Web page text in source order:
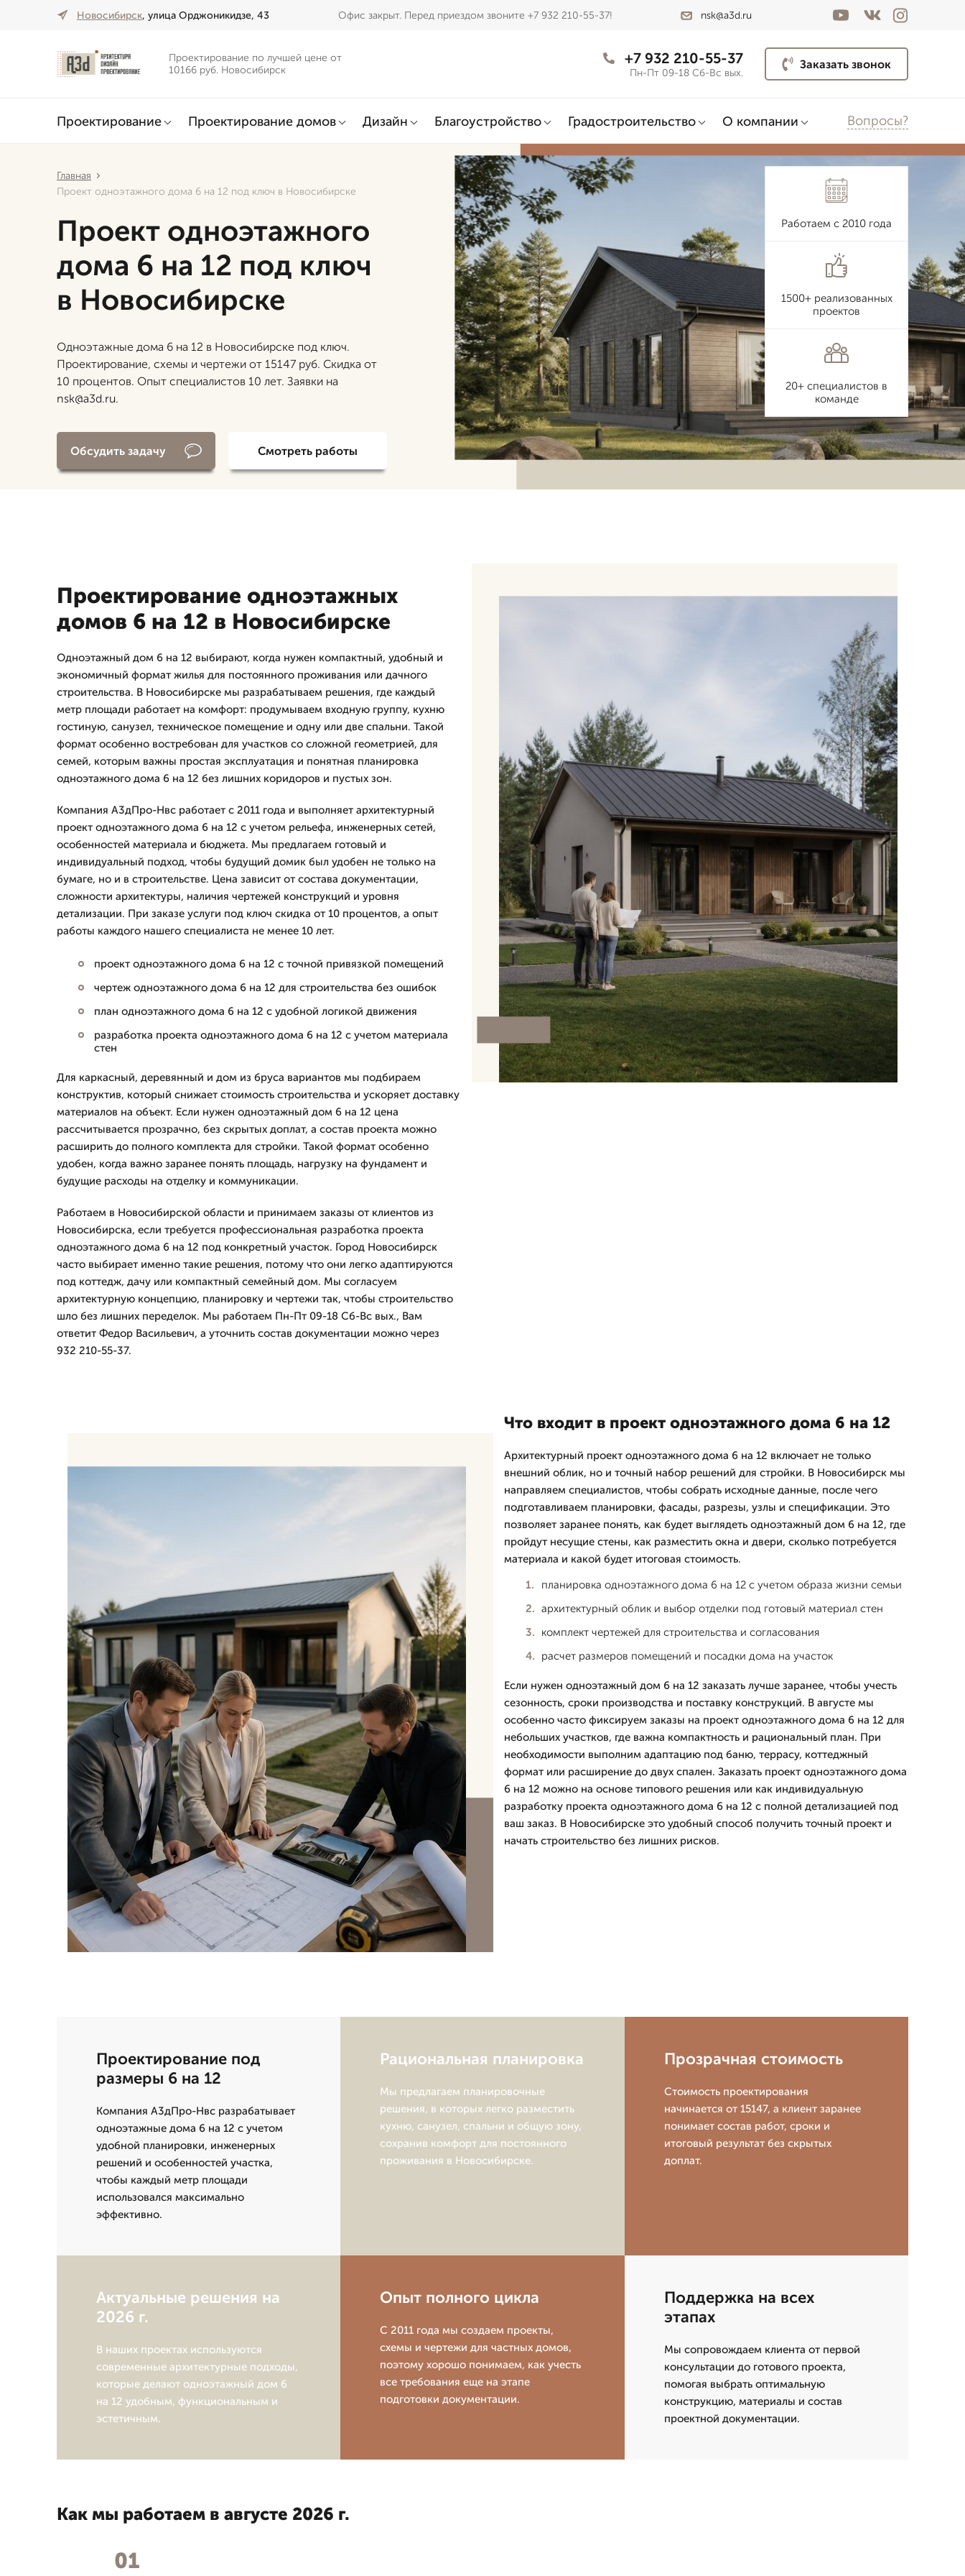
Новосибирск, улица Орджоникидзе, 43 Офис закрыт. Перед приездом звоните +7 932 210-55-37! nsk@a3d.ru
Проектирование по лучшей цене от
10166 руб. Новосибирск
+7 932 210-55-37
Пн-Пт 09-18 Сб-Вс вых.
Заказать звонок
Проектирование Проектирование домов Дизайн Благоустройство Градостроительство О компании Вопросы?
Главная
Проект одноэтажного дома 6 на 12 под ключ в Новосибирске
Проект одноэтажного
дома 6 на 12 под ключ
в Новосибирске
Одноэтажные дома 6 на 12 в Новосибирске под ключ.
Проектирование, схемы и чертежи от 15147 руб. Скидка от
10 процентов. Опыт специалистов 10 лет. Заявки на
nsk@a3d.ru.
Обсудить задачу Смотреть работы
Работаем с 2010 года
1500+ реализованных
проектов
20+ специалистов в
команде
Проектирование одноэтажных
домов 6 на 12 в Новосибирске
Одноэтажный дом 6 на 12 выбирают, когда нужен компактный, удобный и
экономичный формат жилья для постоянного проживания или дачного
строительства. В Новосибирске мы разрабатываем решения, где каждый
метр площади работает на комфорт: продумываем входную группу, кухню
гостиную, санузел, техническое помещение и одну или две спальни. Такой
формат особенно востребован для участков со сложной геометрией, для
семей, которым важны простая эксплуатация и понятная планировка
одноэтажного дома 6 на 12 без лишних коридоров и пустых зон.
Компания А3дПро-Нвс работает с 2011 года и выполняет архитектурный
проект одноэтажного дома 6 на 12 с учетом рельефа, инженерных сетей,
особенностей материала и бюджета. Мы предлагаем готовый и
индивидуальный подход, чтобы будущий домик был удобен не только на
бумаге, но и в строительстве. Цена зависит от состава документации,
сложности архитектуры, наличия чертежей конструкций и уровня
детализации. При заказе услуги под ключ скидка от 10 процентов, а опыт
работы каждого нашего специалиста не менее 10 лет.
проект одноэтажного дома 6 на 12 с точной привязкой помещений
чертеж одноэтажного дома 6 на 12 для строительства без ошибок
план одноэтажного дома 6 на 12 с удобной логикой движения
разработка проекта одноэтажного дома 6 на 12 с учетом материала
стен
Для каркасный, деревянный и дом из бруса вариантов мы подбираем
конструктив, который снижает стоимость строительства и ускоряет доставку
материалов на объект. Если нужен одноэтажный дом 6 на 12 цена
рассчитывается прозрачно, без скрытых доплат, а состав проекта можно
расширить до полного комплекта для стройки. Такой формат особенно
удобен, когда важно заранее понять площадь, нагрузку на фундамент и
будущие расходы на отделку и коммуникации.
Работаем в Новосибирской области и принимаем заказы от клиентов из
Новосибирска, если требуется профессиональная разработка проекта
одноэтажного дома 6 на 12 под конкретный участок. Город Новосибирск
часто выбирает именно такие решения, потому что они легко адаптируются
под коттедж, дачу или компактный семейный дом. Мы согласуем
архитектурную концепцию, планировку и чертежи так, чтобы строительство
шло без лишних переделок. Мы работаем Пн-Пт 09-18 Сб-Вс вых., Вам
ответит Федор Васильевич, а уточнить состав документации можно через
932 210-55-37.
Что входит в проект одноэтажного дома 6 на 12
Архитектурный проект одноэтажного дома 6 на 12 включает не только
внешний облик, но и точный набор решений для стройки. В Новосибирск мы
направляем специалистов, чтобы собрать исходные данные, после чего
подготавливаем планировки, фасады, разрезы, узлы и спецификации. Это
позволяет заранее понять, как будет выглядеть одноэтажный дом 6 на 12, где
пройдут несущие стены, как разместить окна и двери, сколько потребуется
материала и какой будет итоговая стоимость.
планировка одноэтажного дома 6 на 12 с учетом образа жизни семьи
архитектурный облик и выбор отделки под готовый материал стен
комплект чертежей для строительства и согласования
расчет размеров помещений и посадки дома на участок
Если нужен одноэтажный дом 6 на 12 заказать лучше заранее, чтобы учесть
сезонность, сроки производства и поставку конструкций. В августе мы
особенно часто фиксируем заказы на проект одноэтажного дома 6 на 12 для
небольших участков, где важна компактность и рациональный план. При
необходимости выполним адаптацию под баню, террасу, коттеджный
формат или расширение до двух спален. Заказать проект одноэтажного дома
6 на 12 можно на основе типового решения или как индивидуальную
разработку проекта одноэтажного дома 6 на 12 с полной детализацией под
ваш заказ. В Новосибирске это удобный способ получить точный проект и
начать строительство без лишних рисков.
Проектирование под
размеры 6 на 12
Компания А3дПро-Нвс разрабатывает
одноэтажные дома 6 на 12 с учетом
удобной планировки, инженерных
решений и особенностей участка,
чтобы каждый метр площади
использовался максимально
эффективно.
Рациональная планировка
Мы предлагаем планировочные
решения, в которых легко разместить
кухню, санузел, спальни и общую зону,
сохранив комфорт для постоянного
проживания в Новосибирске.
Прозрачная стоимость
Стоимость проектирования
начинается от 15147, а клиент заранее
понимает состав работ, сроки и
итоговый результат без скрытых
доплат.
Актуальные решения на
2026 г.
В наших проектах используются
современные архитектурные подходы,
которые делают одноэтажный дом 6
на 12 удобным, функциональным и
эстетичным.
Опыт полного цикла
С 2011 года мы создаем проекты,
схемы и чертежи для частных домов,
поэтому хорошо понимаем, как учесть
все требования еще на этапе
подготовки документации.
Поддержка на всех
этапах
Мы сопровождаем клиента от первой
консультации до готового проекта,
помогая выбрать оптимальную
конструкцию, материалы и состав
проектной документации.
Как мы работаем в августе 2026 г.
01